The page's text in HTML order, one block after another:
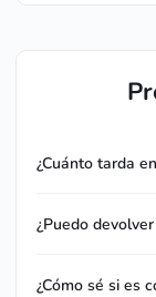
¿Cuánto tarda
¿Puedo
¿Cómo sé si es